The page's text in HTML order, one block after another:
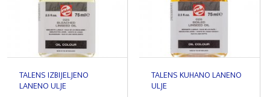
TALENS IZBIJELJENO
LANENO ULJE
TALENS KUHANO LANENO
ULJE